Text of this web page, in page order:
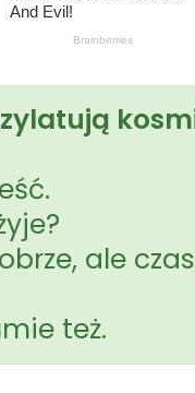
ale
też.